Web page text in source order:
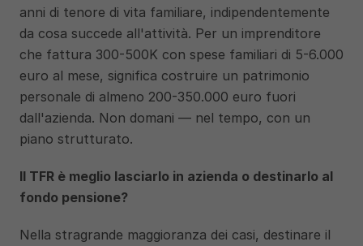
anni di tenore di vita familiare, indipendentemente
da cosa succede all'attività. Per un imprenditore
che fattura 300-500K con spese familiari di 5-6.000
euro al mese, significa costruire un patrimonio
personale di almeno 200-350.000 euro fuori
dall'azienda. Non domani — nel tempo, con un
piano strutturato.
Il TFR è meglio lasciarlo in azienda o destinarlo al
fondo pensione?
Nella stragrande maggioranza dei casi, destinare il